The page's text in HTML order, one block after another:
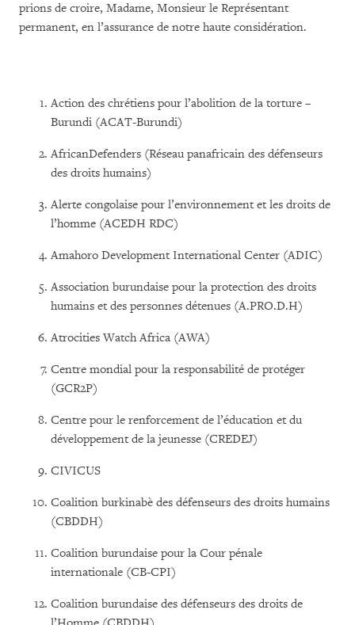
prions de croire, Madame, Mon­sieur le Représentant
permanent, en l’assurance de notre haute considération.
Action des chrétiens pour l’abolition de la torture –
Burundi (ACAT-Burundi)
AfricanDefenders (Réseau panafricain des défenseurs
des droits humains)
Alerte congolaise pour l’environnement et les droits de
l’homme (ACEDH RDC)
Amahoro Development International Center (ADIC)
Association burundaise pour la protection des droits
humains et des personnes détenues (A.PRO.D.H)
Atrocities Watch Africa (AWA)
Centre mondial pour la responsabilité de protéger
(GCR2P)
Centre pour le renforcement de l’éducation et du
développement de la jeunesse (CREDEJ)
CIVICUS
Coalition burkinabè des défenseurs des droits humains
(CBDDH)
Coalition burundaise pour la Cour pénale
internationale (CB-CPI)
Coalition burundaise des défenseurs des droits de